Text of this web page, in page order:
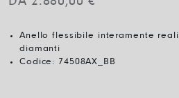
Anello flessibile interamente
diamanti
Codice: 74508AX_BB